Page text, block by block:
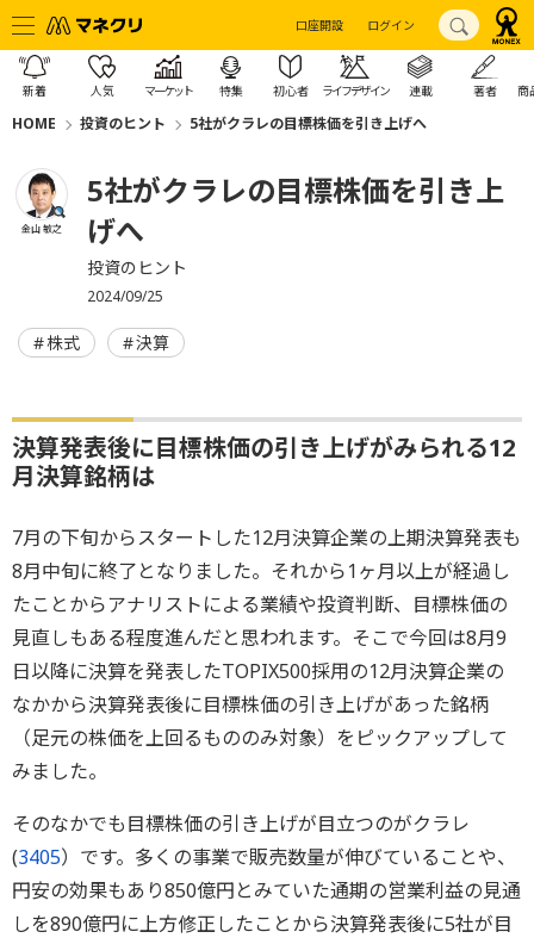
口座開設 ログイン
新着 人気 マーケット 特集 初心者 ライフデザイン 連載 著者 商
HOME 投資のヒント 5社がクラレの目標株価を引き上げへ
金山 敏之
5社がクラレの目標株価を引き上
げへ
投資のヒント
2024/09/25
株式 決算
決算発表後に目標株価の引き上げがみられる12
月決算銘柄は
7月の下旬からスタートした12月決算企業の上期決算発表も
8月中旬に終了となりました。それから1ヶ月以上が経過し
たことからアナリストによる業績や投資判断、目標株価の
見直しもある程度進んだと思われます。そこで今回は8月9
日以降に決算を発表したTOPIX500採用の12月決算企業の
なかから決算発表後に目標株価の引き上げがあった銘柄
（足元の株価を上回るもののみ対象）をピックアップして
みました。
そのなかでも目標株価の引き上げが目立つのがクラレ
(3405）です。多くの事業で販売数量が伸びていることや、
円安の効果もあり850億円とみていた通期の営業利益の見通
しを890億円に上方修正したことから決算発表後に5社が目